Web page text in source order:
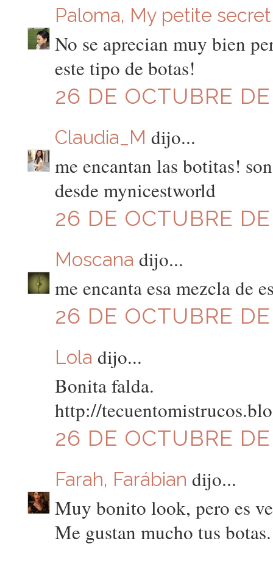
Paloma, My petite secret
No se aprecian muy bien
este tipo de botas!
26 DE OCTUBRE
Claudia_M dijo...
me encantan las botitas!
desde mynicestworld
26 DE OCTUBRE
Moscana dijo...
me encanta esa mezcla de
26 DE OCTUBRE
Lola dijo...
Bonita falda.
http://
26 DE OCTUBRE
Farah, Farábian dijo...
Muy bonito look, pero es
Me gustan mucho tus botas.